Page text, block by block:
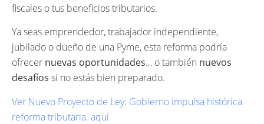
fiscales o tus beneficios tributarios.
Ya seas emprendedor, trabajador independiente,
jubilado o dueño de una Pyme, esta reforma podría
ofrecer nuevas oportunidades… o también nuevos
desafíos si no estás bien preparado.
Ver Nuevo Proyecto de Ley: Gobierno impulsa histórica
reforma tributaria. aquí